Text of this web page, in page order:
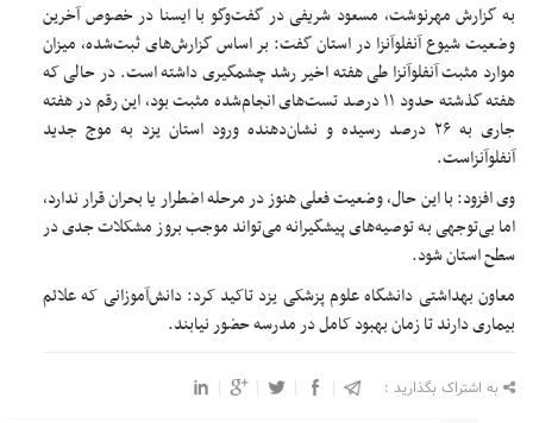
به گزارش مهرنوشت، مسعود شریفی در گفت‌وگو با ایسنا در خصوص آخرین
وضعیت شیوع آنفلوآنزا در استان گفت: بر اساس گزارش‌های ثبت‌شده، میزان
موارد مثبت آنفلوآنزا طی هفته اخیر رشد چشمگیری داشته است. در حالی که
هفته گذشته حدود ۱۱ درصد تست‌های انجام‌شده مثبت بود، این رقم در هفته
جاری به ۲۶ درصد رسیده و نشان‌دهنده ورود استان یزد به موج جدید
آنفلوآنزاست.
وی افزود: با این حال، وضعیت فعلی هنوز در مرحله اضطرار یا بحران قرار ندارد،
اما بی‌توجهی به توصیه‌های پیشگیرانه می‌تواند موجب بروز مشکلات جدی در
سطح استان شود.
معاون بهداشتی دانشگاه علوم پزشکی یزد تاکید کرد: دانش‌آموزانی که علائم
بیماری دارند تا زمان بهبود کامل در مدرسه حضور نیابند.
به اشتراک بگذارید :